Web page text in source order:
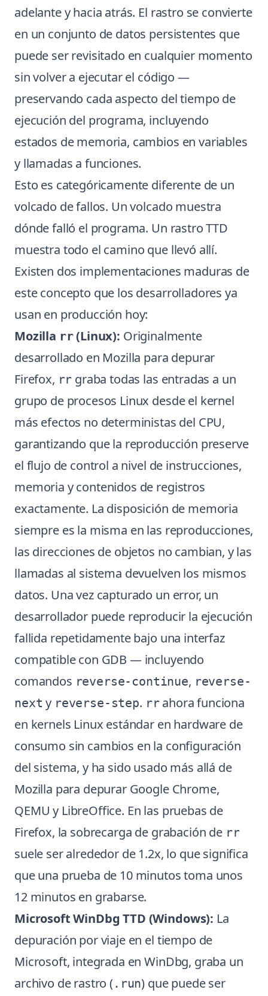
adelante y hacia atrás. El rastro se convierte
en un conjunto de datos persistentes que
puede ser revisitado en cualquier momento
sin volver a ejecutar el código —
preservando cada aspecto del tiempo de
ejecución del programa, incluyendo
estados de memoria, cambios en variables
y llamadas a funciones.
Esto es categóricamente diferente de un
volcado de fallos. Un volcado muestra
dónde falló el programa. Un rastro TTD
muestra todo el camino que llevó allí.
Existen dos implementaciones maduras de
este concepto que los desarrolladores ya
usan en producción hoy:
Mozilla rr(Linux): Originalmente
desarrollado en Mozilla para depurar
Firefox, rr graba todas las entradas a un
grupo de procesos Linux desde el kernel
más efectos no deterministas del CPU,
garantizando que la reproducción preserve
el flujo de control a nivel de instrucciones,
memoria y contenidos de registros
exactamente. La disposición de memoria
siempre es la misma en las reproducciones,
las direcciones de objetos no cambian, y las
llamadas al sistema devuelven los mismos
datos. Una vez capturado un error, un
desarrollador puede reproducir la ejecución
fallida repetidamente bajo una interfaz
compatible con GDB — incluyendo
comandos reverse-continue, reverse-
next y reverse-step. rrahora funciona
en kernels Linux estándar en hardware de
consumo sin cambios en la configuración
del sistema, y ha sido usado más allá de
Mozilla para depurar Google Chrome,
QEMU y LibreOffice. En las pruebas de
Firefox, la sobrecarga de grabación de rr
suele ser alrededor de 1.2x, lo que significa
que una prueba de 10 minutos toma unos
12 minutos en grabarse.
Microsoft WinDbg TTD (Windows): La
depuración por viaje en el tiempo de
Microsoft, integrada en WinDbg, graba un
archivo de rastro (.run) que puede ser